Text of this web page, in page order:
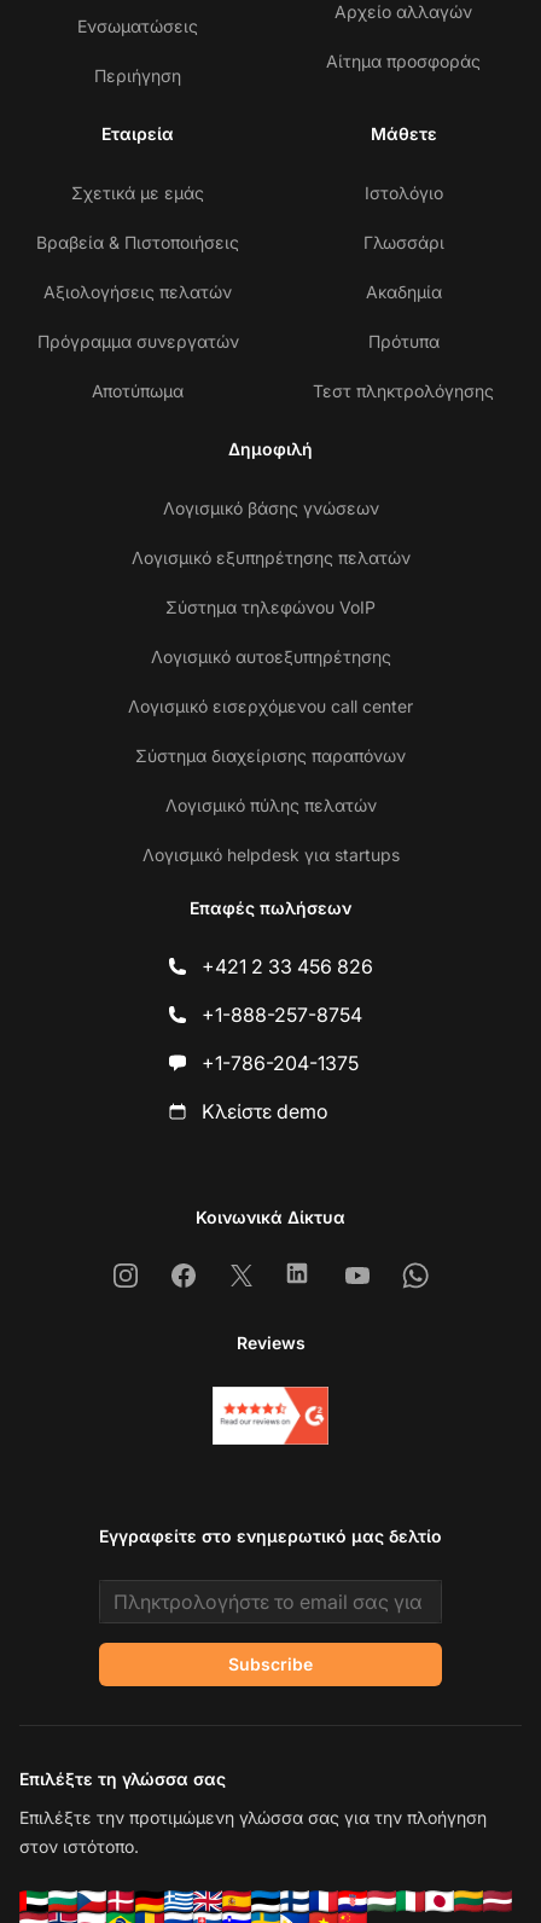
Ενσωματώσεις
Περιήγηση
Αρχείο αλλαγών
Αίτημα προσφοράς
Εταιρεία
Σχετικά με εμάς
Βραβεία & Πιστοποιήσεις
Αξιολογήσεις πελατών
Πρόγραμμα συνεργατών
Αποτύπωμα
Μάθετε
Ιστολόγιο
Γλωσσάρι
Ακαδημία
Πρότυπα
Τεστ πληκτρολόγησης
Δημοφιλή
Λογισμικό βάσης γνώσεων
Λογισμικό εξυπηρέτησης πελατών
Σύστημα τηλεφώνου VoIP
Λογισμικό αυτοεξυπηρέτησης
Λογισμικό εισερχόμενου call center
Σύστημα διαχείρισης παραπόνων
Λογισμικό πύλης πελατών
Λογισμικό helpdesk για startups
Επαφές πωλήσεων
+421 2 33 456 826
+1-888-257-8754
+1-786-204-1375
Κλείστε demo
Κοινωνικά Δίκτυα
InstagramFacebook
X LinkedinYoutubeWhatsapp
Reviews
Εγγραφείτε στο ενημερωτικό μας δελτίο
Email address
Subscribe
Επιλέξτε τη γλώσσα σας
Επιλέξτε την προτιμώμενη γλώσσα σας για την πλοήγηση
στον ιστότοπο.